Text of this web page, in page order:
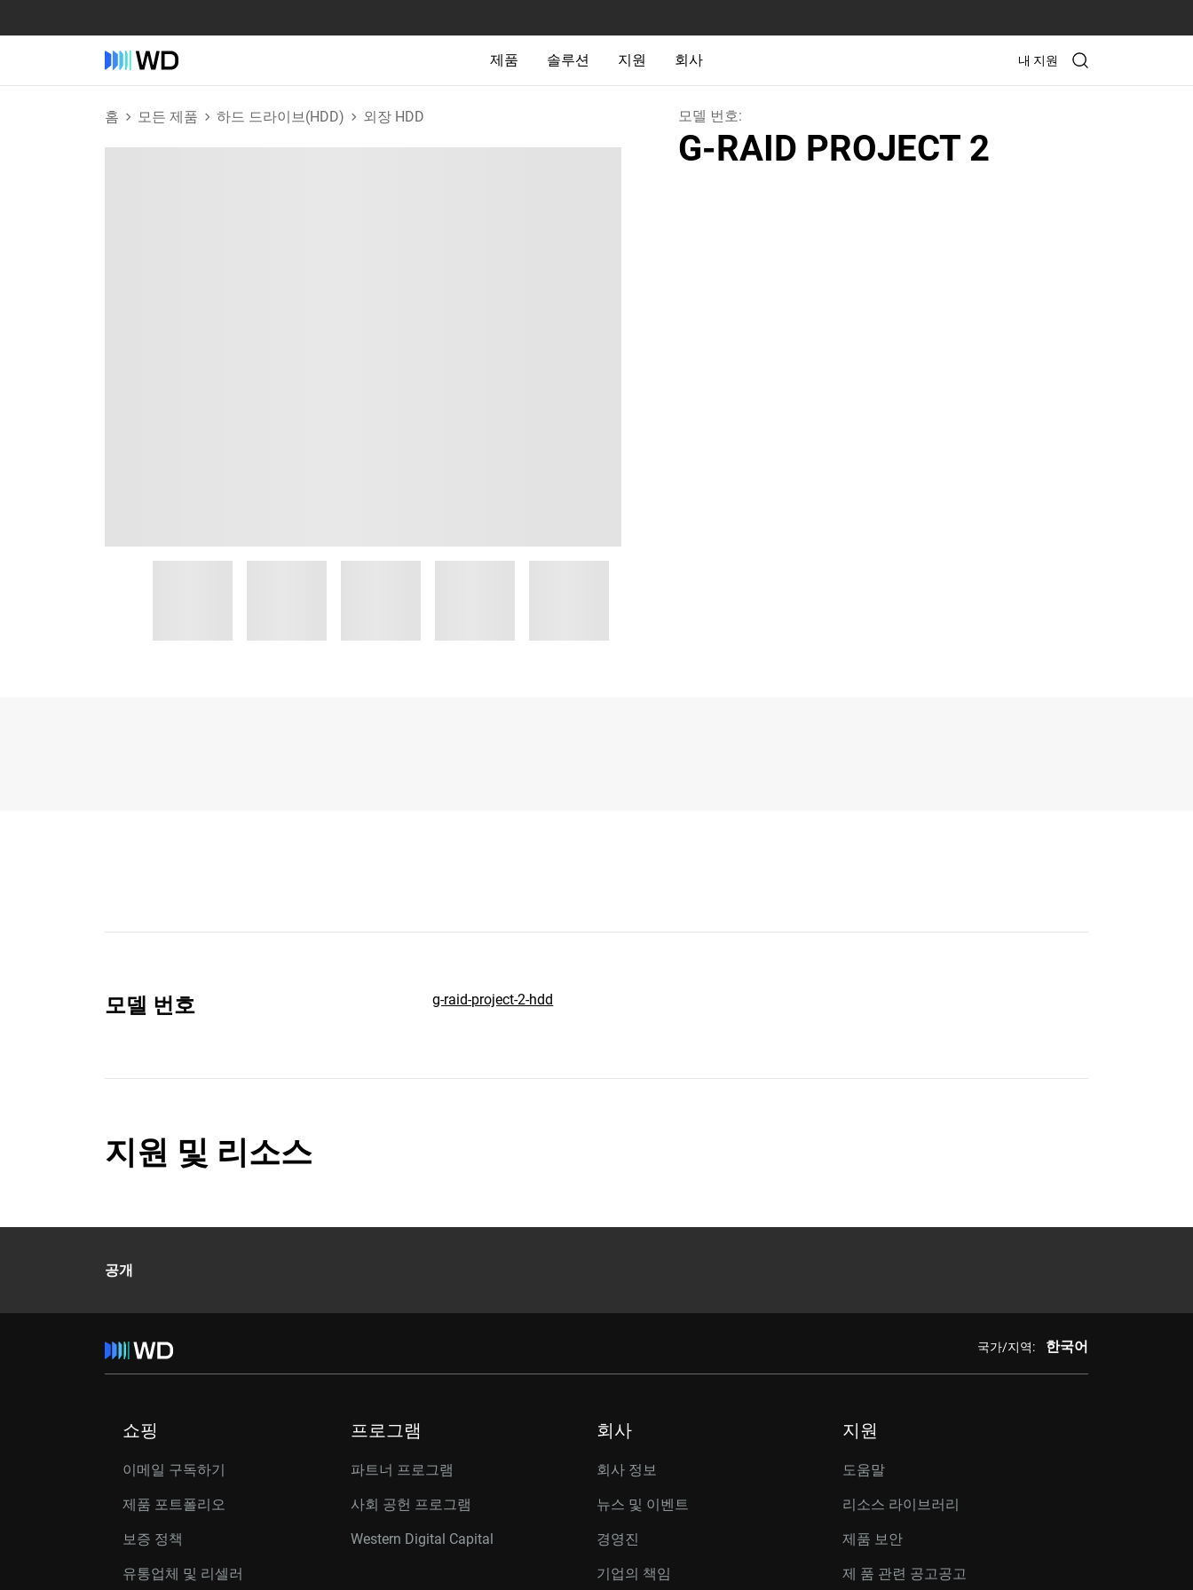
제품 솔루션 지원 회사 내 지원
홈 모든 제품 하드 드라이브(HDD) 외장 HDD 모델 번호:
G-RAID PROJECT 2
모델 번호 g-raid-project-2-hdd
지원 및 리소스
공개
국가/지역: 한국어
쇼핑
이메일 구독하기
제품 포트폴리오
보증 정책
유통업체 및 리셀러
프로그램
파트너 프로그램
사회 공헌 프로그램
Western Digital Capital
회사
회사 정보
뉴스 및 이벤트
경영진
기업의 책임
지원
도움말
리소스 라이브러리
제품 보안
제 품 관련 공고공고